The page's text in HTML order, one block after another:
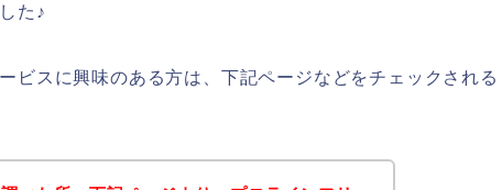
た♪
ビスに興味のある方は、下記ページなどをチェックされる